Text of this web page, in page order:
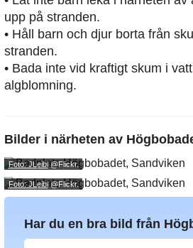
upp på stranden.
• Håll barn och djur borta från
stranden.
• Bada inte vid kraftigt skum i
algblomning.
Bilder i närheten av
Foto: JLeibi@Flickr.
Foto: JLeibi@Flickr.
Har du en bra bild från